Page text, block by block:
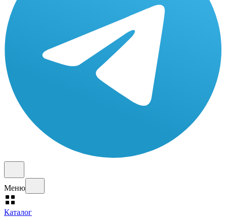
Меню
Каталог